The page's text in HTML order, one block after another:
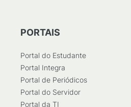
PORTAIS
Portal do Estudante
Portal Integra
Portal de Periódicos
Portal do Servidor
Portal da TI